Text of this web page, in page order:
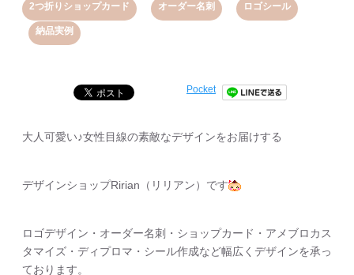
2つ折りショップカード オーダー名刺 ロゴシール
納品実例
Pocket
大人可愛い♪女性目線の素敵なデザインをお届けする
デザインショップRirian（リリアン）です
ロゴデザイン・オーダー名刺・ショップカード・アメブロカス
タマイズ・ディプロマ・シール作成など幅広くデザインを承っ
ております。